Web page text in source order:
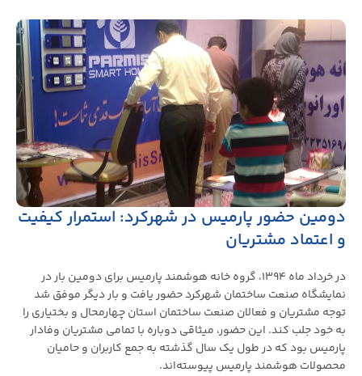
دومین حضور پارمیس در شهرکرد: استمرار کیفیت
و اعتماد مشتریان
در خرداد ماه ۱۳۹۴، گروه خانه هوشمند پارمیس برای دومین بار در
نمایشگاه صنعت ساختمان شهرکرد حضور یافت و بار دیگر موفق شد
توجه مشتریان و فعالان صنعت ساختمان استان چهارمحال و بختیاری را
به خود جلب کند. این حضور، میثاقی دوباره با تمامی مشتریان وفادار
پارمیس بود که در طول یک سال گذشته به جمع کاربران و حامیان
محصولات هوشمند پارمیس پیوسته‌اند.